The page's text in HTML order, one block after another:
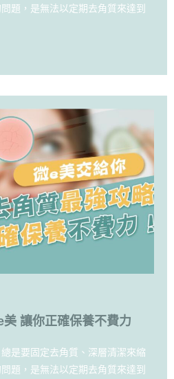
題，是無法以定期去角質來達到
讓你正確保養不費力
是要固定去角質、深層清潔來縮
題，是無法以定期去角質來達到